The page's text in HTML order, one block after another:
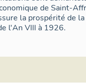
de Saint-
la prospérité de
l'An VIII à 1926.